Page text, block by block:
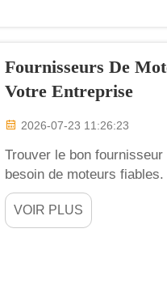
Fournisseurs De
Votre Entreprise
2026-07-23 11:26:23
Trouver le bon
besoin de moteurs
lors de la recherche d’un
différence...
VOIR PLUS